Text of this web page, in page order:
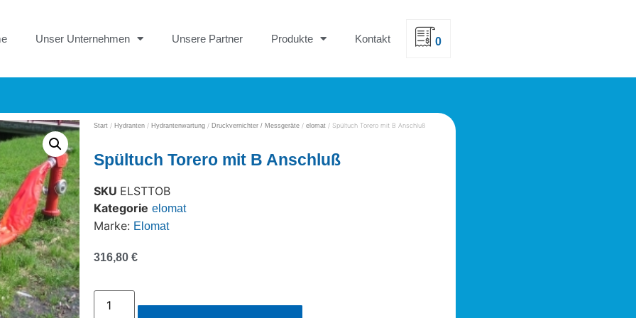
Unser Unternehmen Unsere Partner Produkte Kontakt 0
Start / Hydranten / Hydrantenwartung / Druckvernichter / Messgeräte / elomat / Spültuch Torero mit B Anschluß
Spültuch Torero mit B Anschluß
SKU ELSTTOB
Kategorie elomat
Marke: Elomat
316,80 €